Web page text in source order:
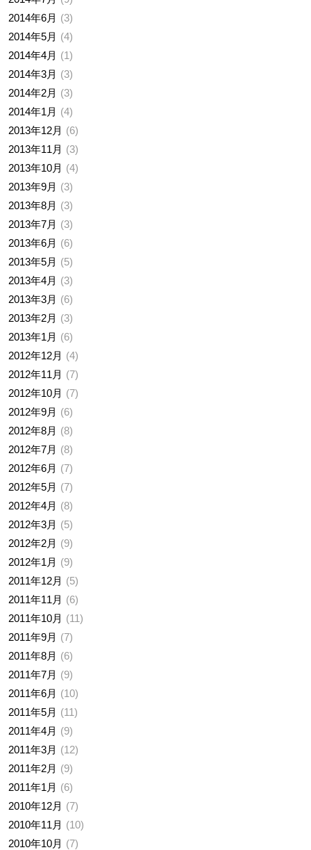
2014年6月
3
2014年5月
4
2014年4月
1
2014年3月
3
2014年2月
3
2014年1月
4
2013年12月
6
2013年11月
3
2013年10月
4
2013年9月
3
2013年8月
3
2013年7月
3
2013年6月
6
2013年5月
5
2013年4月
3
2013年3月
6
2013年2月
3
2013年1月
6
2012年12月
4
2012年11月
7
2012年10月
7
2012年9月
6
2012年8月
8
2012年7月
8
2012年6月
7
2012年5月
7
2012年4月
8
2012年3月
5
2012年2月
9
2012年1月
9
2011年12月
5
2011年11月
6
2011年10月
11
2011年9月
7
2011年8月
6
2011年7月
9
2011年6月
10
2011年5月
11
2011年4月
9
2011年3月
12
2011年2月
9
2011年1月
6
2010年12月
7
2010年11月
10
2010年10月
7